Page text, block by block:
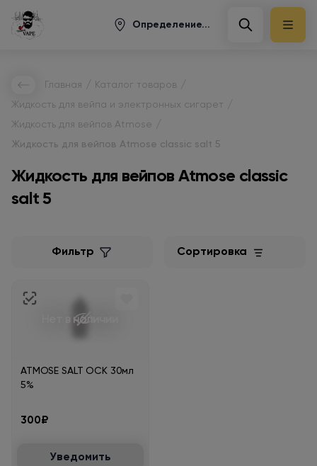
Определение...
Главная Каталог товаров
Жидкость для вейпа и электронных сигарет
Жидкость для вейпов Atmose
Жидкость для вейпов Atmose classic salt 5
Жидкость для вейпов Atmose classic
salt 5
Фильтр Сортировка
Нет в наличии
ATMOSE SALT ОСК 30мл
5%
300₽
Уведомить